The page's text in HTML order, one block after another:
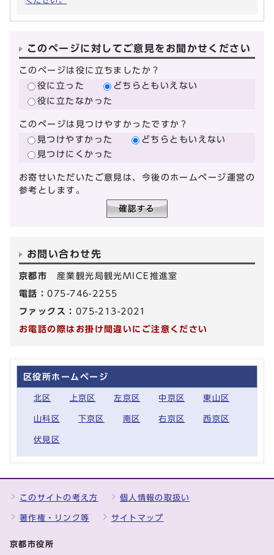
このページに対してご意見をお聞かせください
このページは役に立ちましたか？
役に立った
どちらともいえない
役に立たなかった
このページは見つけやすかったですか？
見つけやすかった
どちらともいえない
見つけにくかった
お寄せいただいたご意見は、今後のホームページ運営の
参考とします。
お問い合わせ先
京都市 産業観光局観光MICE推進室
電話：075-746-2255
ファックス： 075-213-2021
お電話の際はお掛け間違いにご注意ください
区役所ホームページ
北区 上京区 左京区 中京区 東山区
山科区 下京区 南区 右京区 西京区
伏見区
このサイトの考え方 個人情報の取扱い
著作権・リンク等 サイトマップ
京都市役所